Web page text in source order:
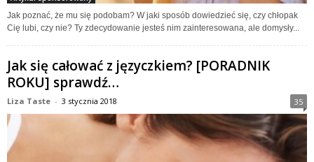
Jak poznać, że mu się podobam? W jaki sposób dowiedzieć się, czy chłopak
Cię lubi, czy nie? Ty zdecydowanie jesteś nim zainteresowana, ale domysły...
Jak się całować z języczkiem? [PORADNIK
ROKU] sprawdź…
Liza Taste - 3 stycznia 2018 35